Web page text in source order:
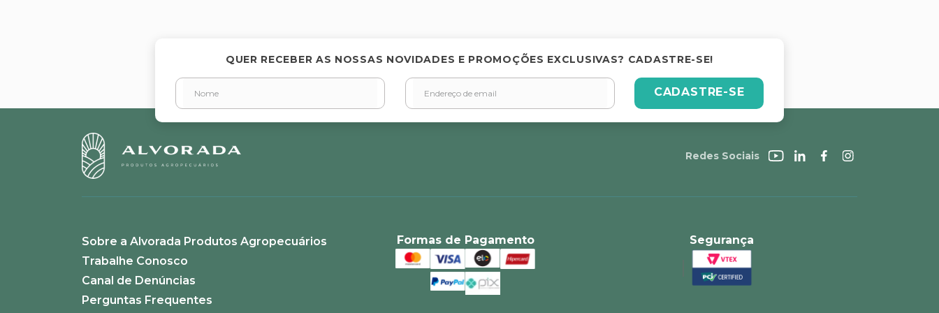
Endereço de email
Escreva uma avaliação
ENVIAR AVALIAÇÃO
QUER RECEBER AS NOSSAS NOVIDADES E PROMOÇÕES EXCLUSIVAS? CADASTRE-SE!
CADASTRE-SE
Redes Sociais
Sobre a Alvorada Produtos Agropecuários
Trabalhe Conosco
Canal de Denúncias
Perguntas Frequentes
Formas de Pagamento Segurança